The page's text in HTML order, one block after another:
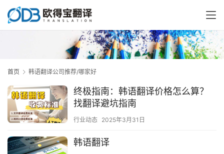
首页 韩语翻译公司推荐/哪家好
终极指南：韩语翻译价格怎么算？
找翻译避坑指南
行业动态 2025年3月31日
韩语翻译